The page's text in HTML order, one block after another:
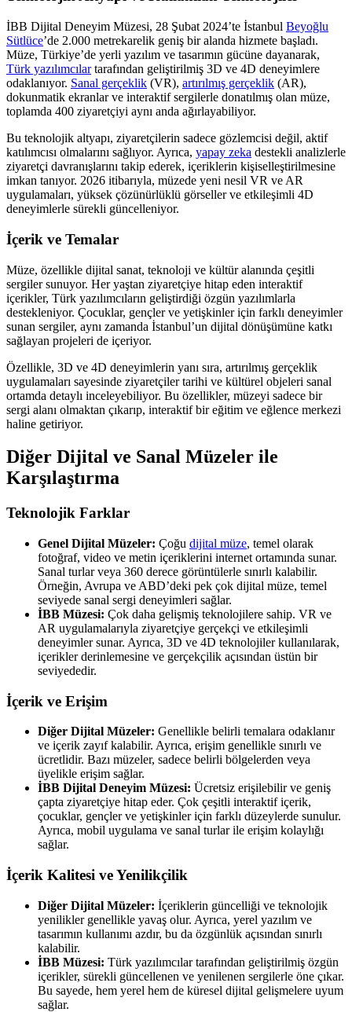
İBB Dijital Deneyim Müzesi, 28 Şubat 2024’te İstanbul Beyoğlu
Sütlüce’de 2.000 metrekarelik geniş bir alanda hizmete başladı.
Müze, Türkiye’de yerli yazılım ve tasarımın gücüne dayanarak,
Türk yazılımcılartarafından geliştirilmiş 3D ve 4D deneyimlere
odaklanıyor. Sanal gerçeklik (VR), artırılmış gerçeklik (AR),
dokunmatik ekranlar ve interaktif sergilerle donatılmış olan müze,
toplamda 400 ziyaretçiyi aynı anda ağırlayabiliyor.
Bu teknolojik altyapı, ziyaretçilerin sadece gözlemcisi değil, aktif
katılımcısı olmalarını sağlıyor. Ayrıca, yapay zeka destekli analizlerle
ziyaretçi davranışlarını takip ederek, içeriklerin kişiselleştirilmesine
imkan tanıyor. 2026 itibarıyla, müzede yeni nesil VR ve AR
uygulamaları, yüksek çözünürlüklü görseller ve etkileşimli 4D
deneyimlerle sürekli güncelleniyor.
İçerik ve Temalar
Müze, özellikle dijital sanat, teknoloji ve kültür alanında çeşitli
sergiler sunuyor. Her yaştan ziyaretçiye hitap eden interaktif
içerikler, Türk yazılımcıların geliştirdiği özgün yazılımlarla
destekleniyor. Çocuklar, gençler ve yetişkinler için farklı deneyimler
sunan sergiler, aynı zamanda İstanbul’un dijital dönüşümüne katkı
sağlayan projeleri de içeriyor.
Özellikle, 3D ve 4D deneyimlerin yanı sıra, artırılmış gerçeklik
uygulamaları sayesinde ziyaretçiler tarihi ve kültürel objeleri sanal
ortamda detaylı inceleyebiliyor. Bu özellikler, müzeyi sadece bir
sergi alanı olmaktan çıkarıp, interaktif bir eğitim ve eğlence merkezi
haline getiriyor.
Diğer Dijital ve Sanal Müzeler ile
Karşılaştırma
Teknolojik Farklar
Genel Dijital Müzeler: Çoğu dijital müze, temel olarak
fotoğraf, video ve metin içeriklerini internet ortamında sunar.
Sanal turlar veya 360 derece görüntülerle sınırlı kalabilir.
Örneğin, Avrupa ve ABD’deki pek çok dijital müze, temel
seviyede sanal sergi deneyimleri sağlar.
İBB Müzesi: Çok daha gelişmiş teknolojilere sahip. VR ve
AR uygulamalarıyla ziyaretçiye gerçekçi ve etkileşimli
deneyimler sunar. Ayrıca, 3D ve 4D teknolojiler kullanılarak,
içerikler derinlemesine ve gerçekçilik açısından üstün bir
seviyededir.
İçerik ve Erişim
Diğer Dijital Müzeler: Genellikle belirli temalara odaklanır
ve içerik zayıf kalabilir. Ayrıca, erişim genellikle sınırlı ve
ücretlidir. Bazı müzeler, sadece belirli bölgelerden veya
üyelikle erişim sağlar.
İBB Dijital Deneyim Müzesi: Ücretsiz erişilebilir ve geniş
çapta ziyaretçiye hitap eder. Çok çeşitli interaktif içerik,
çocuklar, gençler ve yetişkinler için farklı düzeylerde sunulur.
Ayrıca, mobil uygulama ve sanal turlar ile erişim kolaylığı
sağlar.
İçerik Kalitesi ve Yenilikçilik
Diğer Dijital Müzeler: İçeriklerin güncelliği ve teknolojik
yenilikler genellikle yavaş olur. Ayrıca, yerel yazılım ve
tasarımın kullanımı azdır, bu da özgünlük açısından sınırlı
kalabilir.
İBB Müzesi: Türk yazılımcılar tarafından geliştirilmiş özgün
içerikler, sürekli güncellenen ve yenilenen sergilerle öne çıkar.
Bu sayede, hem yerel hem de küresel dijital gelişmelere uyum
sağlar.